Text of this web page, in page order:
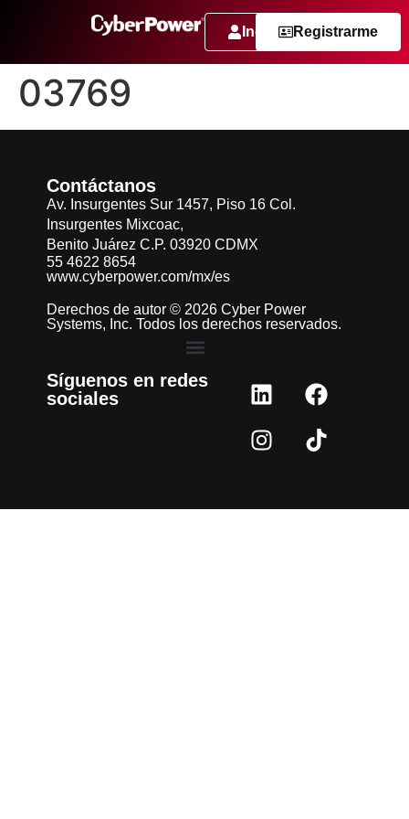
IngresarRegistrarme
03769
Contáctanos
Av. Insurgentes Sur 1457, Piso 16 Col.
Insurgentes Mixcoac,
Benito Juárez C.P. 03920 CDMX
55 4622 8654
www.cyberpower.com/mx/es
Derechos de autor © 2026 Cyber Power
Systems, Inc. Todos los derechos reservados.
Síguenos en redes
sociales